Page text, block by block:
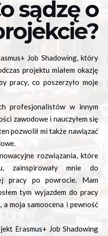
sądzę o
Job Shadowing, który
projektu miałem okazję
pracy, co poszerzyło moje
profesjonalistów w innym
zawodowe i nauczyłem się
pozwolił mi także nawiązać
rozwiązania, które
zainspirowały mnie do
pracy po powrocie. Mam
tym wyjazdem do pracy
a moja samoocena i pewność
Erasmus+ Job Shadowing